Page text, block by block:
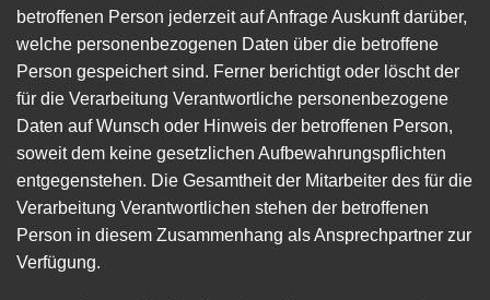
betroffenen Person jederzeit auf Anfrage Auskunft darüber,
welche personenbezogenen Daten über die betroffene
Person gespeichert sind. Ferner berichtigt oder löscht der
für die Verarbeitung Verantwortliche personenbezogene
Daten auf Wunsch oder Hinweis der betroffenen Person,
soweit dem keine gesetzlichen Aufbewahrungspflichten
entgegenstehen. Die Gesamtheit der Mitarbeiter des für die
Verarbeitung Verantwortlichen stehen der betroffenen
Person in diesem Zusammenhang als Ansprechpartner zur
Verfügung.